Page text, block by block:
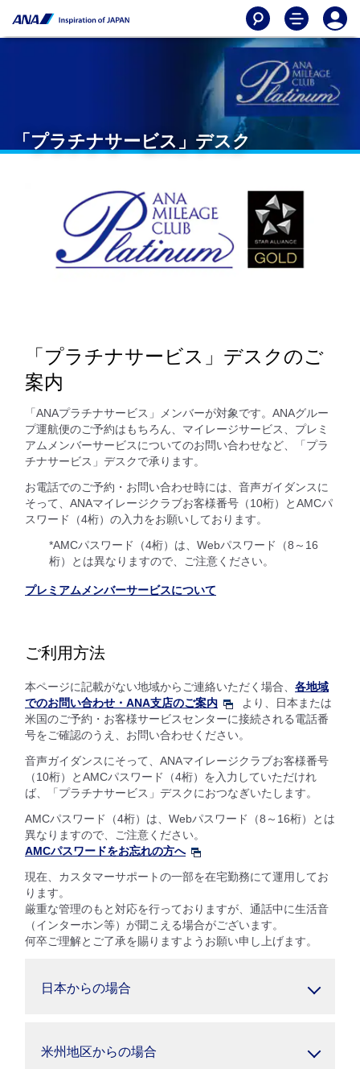
「プラチナサービス」デスク
「プラチナサービス」デスクのご
案内
「ANAプラチナサービス」メンバーが対象です。ANAグルー
プ運航便のご予約はもちろん、マイレージサービス、プレミ
アムメンバーサービスについてのお問い合わせなど、「プラ
チナサービス」デスクで承ります。
お電話でのご予約・お問い合わせ時には、音声ガイダンスに
そって、ANAマイレージクラブお客様番号（10桁）とAMCパ
スワード（4桁）の入力をお願いしております。
*AMCパスワード（4桁）は、Webパスワード（8～16
桁）とは異なりますので、ご注意ください。
プレミアムメンバーサービスについて
ご利用方法
本ページに記載がない地域からご連絡いただく場合、 各地域
でのお問い合わせ・ANA支店のご案内
より、日本または
米国のご予約・お客様サービスセンターに接続される電話番
号をご確認のうえ、お問い合わせください。
音声ガイダンスにそって、ANAマイレージクラブお客様番号
（10桁）とAMCパスワード（4桁）を入力していただけれ
ば、「プラチナサービス」デスクにおつなぎいたします。
AMCパスワード（4桁）は、Webパスワード（8～16桁）とは
異なりますので、ご注意ください。
AMCパスワードをお忘れの方へ
現在、カスタマーサポートの一部を在宅勤務にて運用してお
ります。
厳重な管理のもと対応を行っておりますが、通話中に生活音
（インターホン等）が聞こえる場合がございます。
何卒ご理解とご了承を賜りますようお願い申し上げます。
日本からの場合
米州地区からの場合